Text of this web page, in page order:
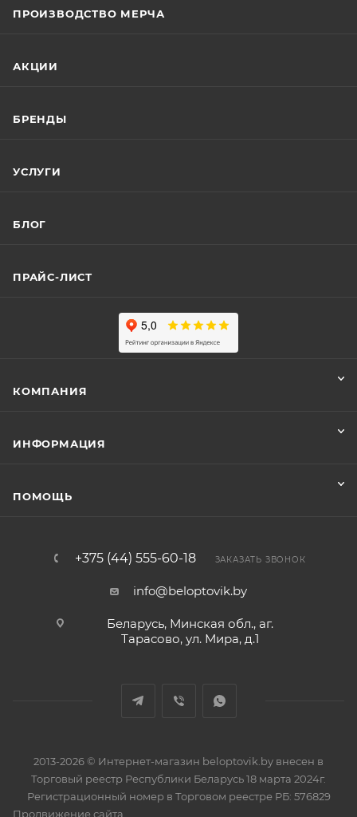
ПРОИЗВОДСТВО МЕРЧА
АКЦИИ
БРЕНДЫ
УСЛУГИ
БЛОГ
ПРАЙС-ЛИСТ
КОМПАНИЯ
ИНФОРМАЦИЯ
ПОМОЩЬ
+375 (44) 555-60-18 ЗАКАЗАТЬ ЗВОНОК
info@beloptovik.by
Беларусь, Минская обл., аг.
Тарасово, ул. Мира, д.1
2013-2026 © Интернет-магазин beloptovik.by внесен в
Торговый реестр Республики Беларусь 18 марта 2024г.
Регистрационный номер в Торговом реестре РБ: 576829
Продвижение сайта